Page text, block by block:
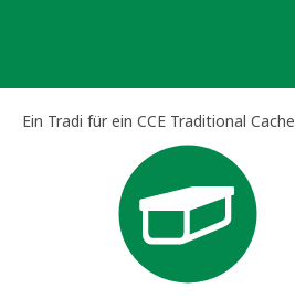
Ein Tradi für ein CCE Traditional Cache